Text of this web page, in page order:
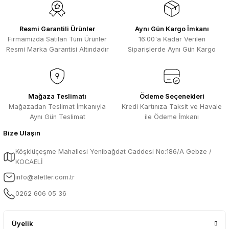
Ürün fiyatı diğer sitelerden daha pahalı.
Bu ürüne benzer farklı alternatifler olmalı.
Selim Toprak | 29/07/2026
Kısa sürede geldi. Ürünler de iyi
Hızlı sipariş ve güvenli paketleme için
çok teşekkürler ediyorum
F... D... | 06/07/2026
Makine çok iyi herkese tavsiye
A... A... | 23/04/2026
13.04.2026 tarihinde Aletler.com
sorunsuz bir şekilde tarafıma ulaştı çok
B... C... | 13/04/2026
Resmi Garantili Ürünler
Firmamızda Satılan Tüm Ürünler
Resmi Marka Garantisi Altındadır
Aynı Gün Kargo İmkanı
16:00'a Kadar Verilen
Siparişlerde Aynı Gün Kargo
Mağaza Teslimatı
Mağazadan Teslimat İmkanıyla
Aynı Gün Teslimat
Ödeme Seçenekleri
Kredi Kartınıza Taksit ve Havale
ile Ödeme İmkanı
Bize Ulaşın
Köşklüçeşme Mahallesi Yenibağdat Caddesi No:186/A Gebze /
KOCAELİ
info@aletler.com.tr
0262 606 05 36
Üyelik